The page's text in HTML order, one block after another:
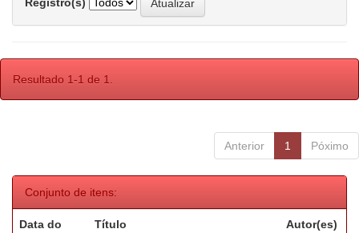
Resultado 1-1 de 1.
Anterior 1 Póximo
Conjunto de itens:
Data do
Título Autor(es)